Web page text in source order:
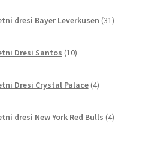
dresi Bayer Leverkusen 31izdelkov
Dresi Santos 10izdelkov
Dresi Crystal Palace 4izdelki
dresi New York Red Bulls 4izdelki